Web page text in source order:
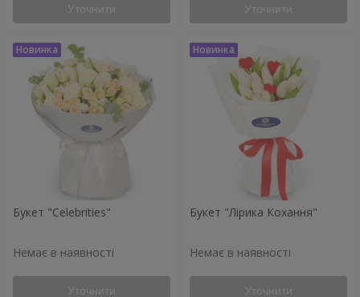
Уточнити Уточнити
Букет "Celebrities"
Немає в наявності
Уточнити
Букет "Лірика Кохання"
Немає в наявності
Уточнити